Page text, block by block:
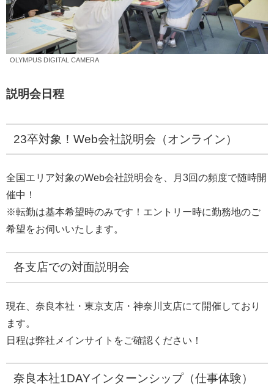
OLYMPUS DIGITAL CAMERA
説明会日程
23卒対象！Web会社説明会（オンライン）
全国エリア対象のWeb会社説明会を、月3回の頻度で随時開
催中！
※転勤は基本希望時のみです！エントリー時に勤務地のご
希望をお伺いいたします。
各支店での対面説明会
現在、奈良本社・東京支店・神奈川支店にて開催しており
ます。
日程は弊社メインサイトをご確認ください！
奈良本社1DAYインターンシップ（仕事体験）